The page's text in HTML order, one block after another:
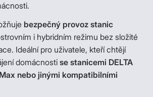
bezpečný provoz stanic
i hybridním režimu bez složité
Ideální pro uživatele, kteří chtějí
domácnosti se stanicemi DELTA
Max nebo jinými kompatibilními